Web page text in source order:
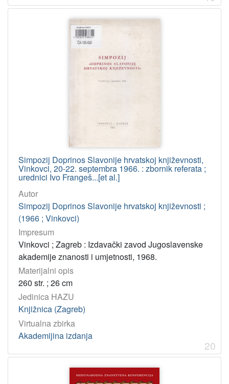
Simpozij Doprinos Slavonije hrvatskoj književnosti,
Vinkovci, 20-22. septembra 1966. : zbornik referata ;
urednici Ivo Frangeš...[et al.]
Autor
Simpozij Doprinos Slavonije hrvatskoj književnosti ;
(1966 ; Vinkovci)
Impresum
Vinkovci ; Zagreb : Izdavački zavod Jugoslavenske
akademije znanosti i umjetnosti, 1968.
Materijalni opis
260 str. ; 26 cm
Jedinica HAZU
Knjižnica (Zagreb)
Virtualna zbirka
Akademijina izdanja
20